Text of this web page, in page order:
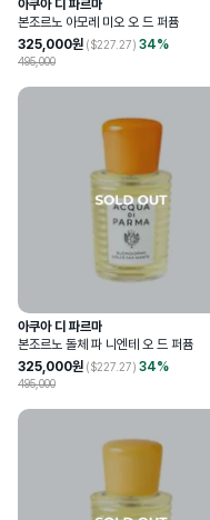
아쿠아 디 파르마
본조르노 아모레 미오 오 드 퍼퓸
325,000원 ($227.27) 34%
495,000
아쿠아 디 파르마
본조르노 돌체 파 니엔테 오 드 퍼퓸
325,000원 ($227.27) 34%
495,000